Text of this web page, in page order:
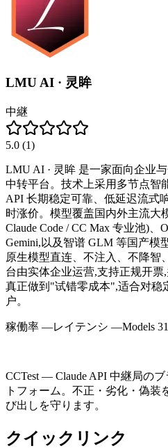
LMU AI · 灵眸
中継
5.0 (1)
LMU AI · 灵眸 是一家面向企业
中转平台。技术上采用多节点智
API 长期稳定可靠、低延迟流式
时涨价。模型覆盖国内外主流
Claude Code / CC Max 专业池)、
Gemini,以及智谱 GLM 等国产模
原生模型直连、不注入、不降智
台由实体企业运营,支持正规开
真正做到"试错零成本",适合对稳
户。
稼働率 —レイテンシ —Models
CCTest — Claude API 中継局の
トフォーム。不正・劣化・偽装
び出しを守ります。
クイックリンク